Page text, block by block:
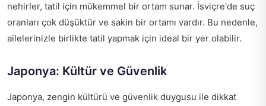
nehirler, tatil için mükemmel bir ortam sunar. İsviçre'de suç
oranları çok düşüktür ve sakin bir ortamı vardır. Bu nedenle,
ailelerinizle birlikte tatil yapmak için ideal bir yer olabilir.
Japonya: Kültür ve Güvenlik
Japonya, zengin kültürü ve güvenlik duygusu ile dikkat